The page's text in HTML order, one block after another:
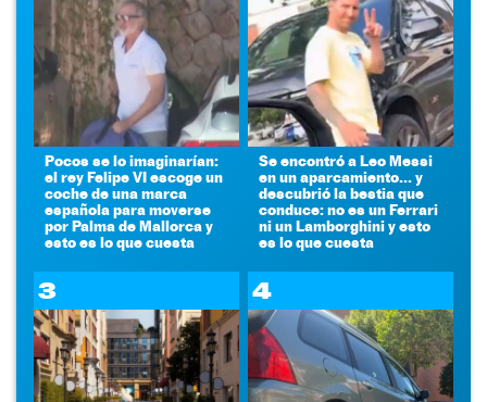
Pocos se lo imaginarían:
el rey Felipe VI escoge un
coche de una marca
española para moverse
por Palma de Mallorca y
esto es lo que cuesta
Se encontró a Leo Messi
en un aparcamiento... y
descubrió la bestia que
conduce: no es un Ferrari
ni un Lamborghini y esto
es lo que cuesta
3 4